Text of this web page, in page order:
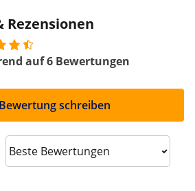
Rezensionen
auf 6 Bewertungen
schreiben
Sort reviews